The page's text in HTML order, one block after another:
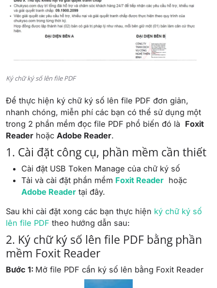
Ký chữ ký số lên file PDF
Để thực hiện ký chữ ký số lên file PDF đơn giản,
nhanh chóng, miễn phí các bạn có thể sử dụng một
trong 2 phần mềm đọc file PDF phổ biến đó là Foxit
Reader hoặc Adobe Reader.
1. Cài đặt công cụ, phần mềm cần thiết
Cài đặt USB Token Manage của chữ ký số
Tải và cài đặt phần mềm Foxit Reader hoặc
Adobe Reader tại đây.
Sau khi cài đặt xong các bạn thực hiện ký chữ ký số
lên file PDF theo hướng dẫn sau:
2. Ký chữ ký số lên file PDF bằng phần
mềm Foxit Reader
Bước 1: Mở file PDF cần ký số lên bằng Foxit Reader